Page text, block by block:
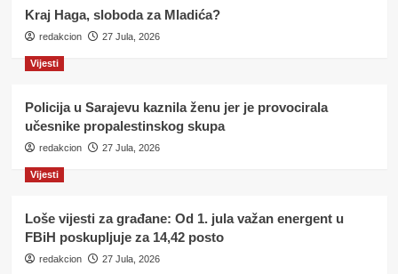
Kraj Haga, sloboda za Mladića?
redakcion 27 Jula, 2026
Vijesti
Policija u Sarajevu kaznila ženu jer je provocirala
učesnike propalestinskog skupa
redakcion 27 Jula, 2026
Vijesti
Loše vijesti za građane: Od 1. jula važan energent u
FBiH poskupljuje za 14,42 posto
redakcion 27 Jula, 2026